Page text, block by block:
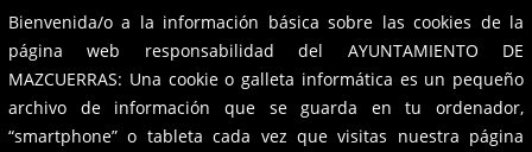
Toggle
navigation
Ayuntamiento de Mazcuerras
Bienvenida/o a la información básica sobre las cookies de la
página web responsabilidad del AYUNTAMIENTO DE
MAZCUERRAS: Una cookie o galleta informática es un pequeño
archivo de información que se guarda en tu ordenador,
“smartphone” o tableta cada vez que visitas nuestra página
Edictos